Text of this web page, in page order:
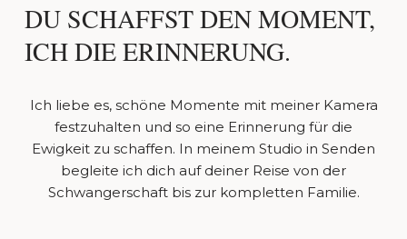
DU SCHAFFST DEN MOMENT,
ICH DIE ERINNERUNG.
Ich liebe es, schöne Momente mit meiner Kamera
festzuhalten und so eine Erinnerung für die
Ewigkeit zu schaffen. In meinem Studio in Senden
begleite ich dich auf deiner Reise von der
Schwangerschaft bis zur kompletten Familie.